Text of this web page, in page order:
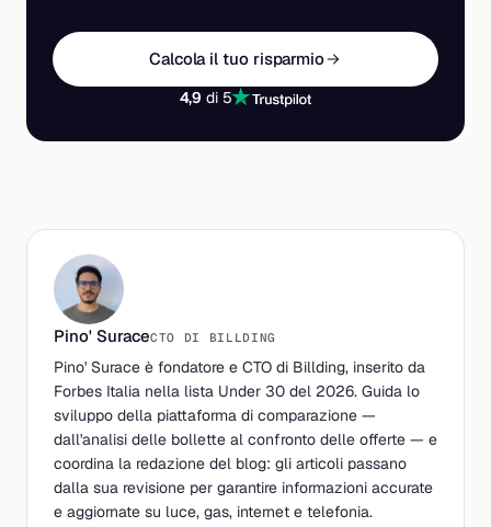
Calcola il tuo risparmio
4,9 di 5
Pino' SuraceCTO DI BILLDING
Pino' Surace è fondatore e CTO di Billding, inserito da
Forbes Italia nella lista Under 30 del 2026. Guida lo
sviluppo della piattaforma di comparazione —
dall'analisi delle bollette al confronto delle offerte — e
coordina la redazione del blog: gli articoli passano
dalla sua revisione per garantire informazioni accurate
e aggiornate su luce, gas, internet e telefonia.